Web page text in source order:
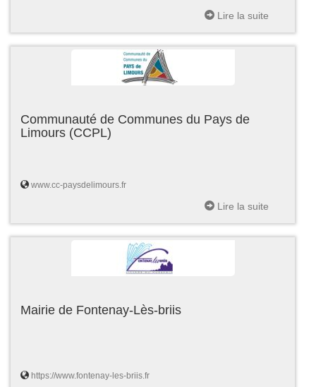
Lire la suite
Communauté de Communes du Pays de
Limours (CCPL)
www.cc-paysdelimours.fr
Lire la suite
Mairie de Fontenay-Lès-briis
https://www.fontenay-les-briis.fr